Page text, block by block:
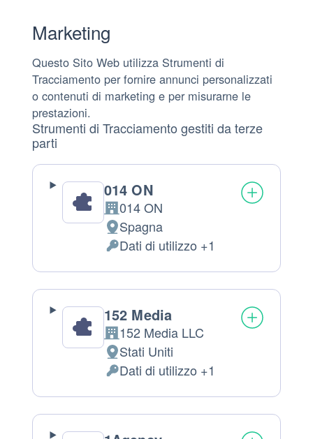
Marketing
Questo Sito Web utilizza Strumenti di
Tracciamento per fornire annunci personalizzati
o contenuti di marketing e per misurarne le
prestazioni.
Strumenti di Tracciamento gestiti da terze
parti
014 ON
Azienda:
014 ON
Luogo
del
trattamento:
Spagna
Dati
Personali
trattati:
Dati di utilizzo +1
152 Media
Azienda:
152 Media LLC
Luogo
del
trattamento:
Stati Uniti
Dati
Personali
trattati:
Dati di utilizzo +1